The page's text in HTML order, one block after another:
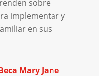
sobre
implementar y
en sus
Mary Jane